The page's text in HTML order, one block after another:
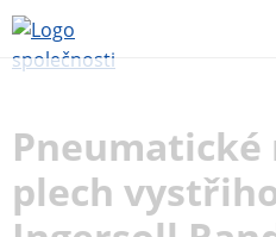
Pneumatické
plech